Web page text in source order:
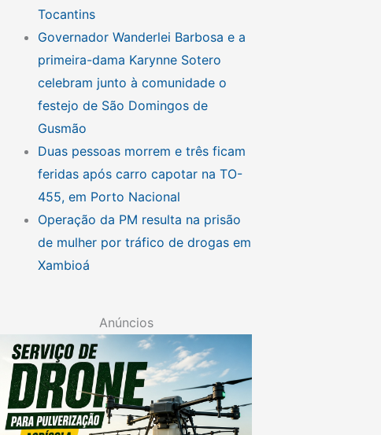
Tocantins
Governador Wanderlei Barbosa e a
primeira-dama Karynne Sotero
celebram junto à comunidade o
festejo de São Domingos de
Gusmão
Duas pessoas morrem e três ficam
feridas após carro capotar na TO-
455, em Porto Nacional
Operação da PM resulta na prisão
de mulher por tráfico de drogas em
Xambioá
Anúncios